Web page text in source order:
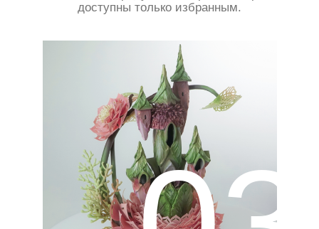
Безлимитное количество
ответовна вопросы — как общие,
зарабатывать сразу же, с первых
Курс «Шоколадные
игры. Детство»